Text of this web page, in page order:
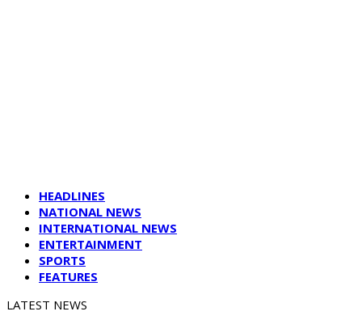
HEADLINES
NATIONAL NEWS
INTERNATIONAL NEWS
ENTERTAINMENT
SPORTS
FEATURES
LATEST NEWS